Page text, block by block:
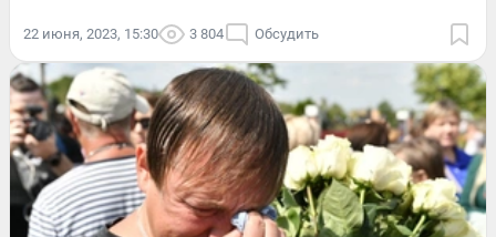
22 июня, 2023, 15:30 3 804 Обсудить